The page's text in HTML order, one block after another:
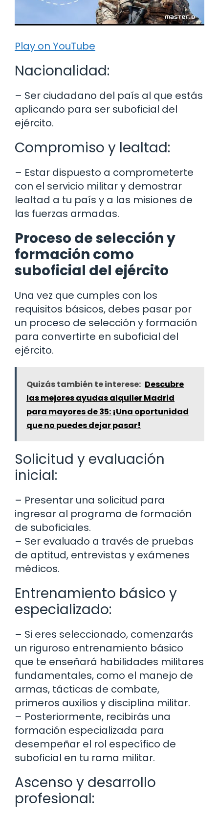
Play on YouTube
Nacionalidad:
– Ser ciudadano del país al que estás
aplicando para ser suboficial del
ejército.
Compromiso y lealtad:
– Estar dispuesto a comprometerte
con el servicio militar y demostrar
lealtad a tu país y a las misiones de
las fuerzas armadas.
Proceso de selección y
formación como
suboficial del ejército
Una vez que cumples con los
requisitos básicos, debes pasar por
un proceso de selección y formación
para convertirte en suboficial del
ejército.
Quizás también te interese: Descubre
las mejores ayudas alquiler Madrid
para mayores de 35: ¡Una oportunidad
que no puedes dejar pasar!
Solicitud y evaluación
inicial:
– Presentar una solicitud para
ingresar al programa de formación
de suboficiales.
– Ser evaluado a través de pruebas
de aptitud, entrevistas y exámenes
médicos.
Entrenamiento básico y
especializado:
– Si eres seleccionado, comenzarás
un riguroso entrenamiento básico
que te enseñará habilidades militares
fundamentales, como el manejo de
armas, tácticas de combate,
primeros auxilios y disciplina militar.
– Posteriormente, recibirás una
formación especializada para
desempeñar el rol específico de
suboficial en tu rama militar.
Ascenso y desarrollo
profesional: